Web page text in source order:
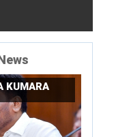
KUMARA